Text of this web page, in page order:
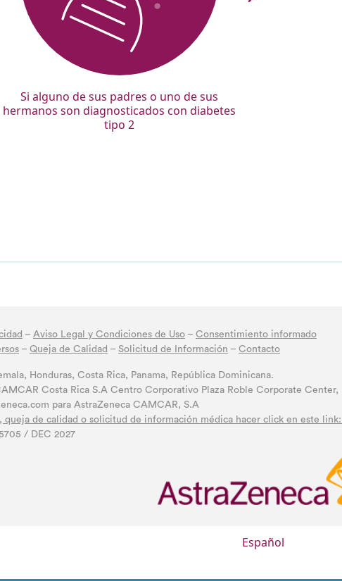
Si alguno de sus padres o uno de sus
hermanos son diagnosticados con diabetes
tipo 2
– Aviso Legal y Condiciones de Uso – Consentimiento informado
– Queja de Calidad – Solicitud de Información – Contacto
Honduras, Costa Rica, Panama, República Dominicana.
Costa Rica S.A Centro Corporativo Plaza Roble Corporate
para AstraZeneca CAMCAR, S.A
queja de calidad o solicitud de información médica hacer click en este
/ DEC 2027
Español